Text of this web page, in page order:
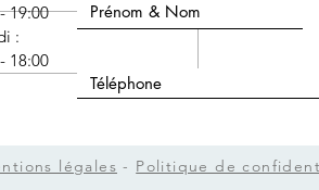
19:00
:
18:00
légales - Politique de